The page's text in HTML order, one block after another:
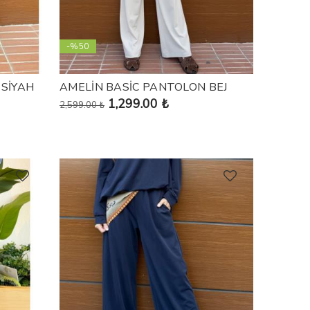
-%50
AMELİN BASİC PANTOLON BEJ
2,599.00 ₺ 1,299.00 ₺